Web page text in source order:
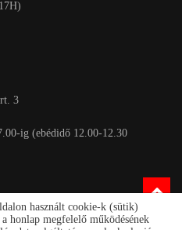
3
ig (ebédidő 12.00-12.30
használt cookie-k (sütik)
honlap megfelelő működésének